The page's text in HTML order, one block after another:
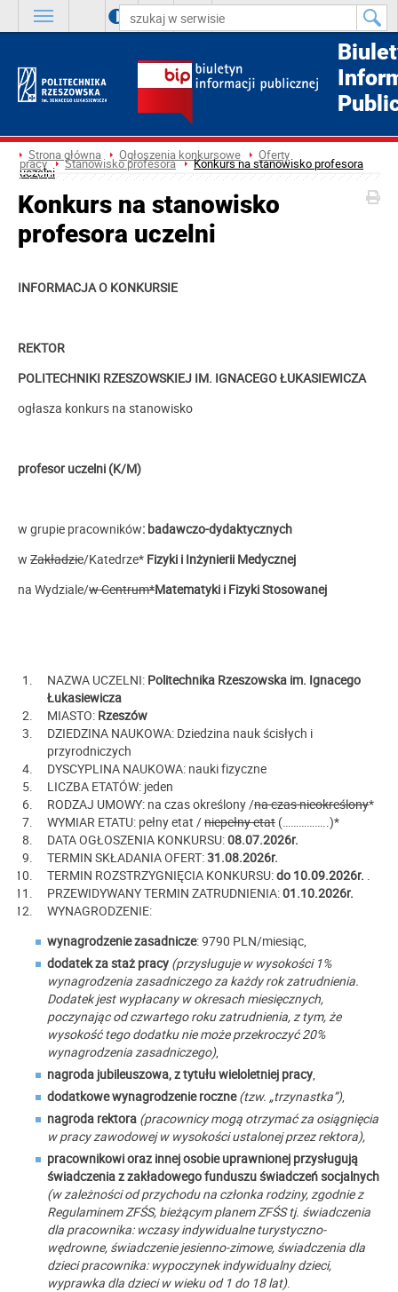
A A A
Strona główna Ogłoszenia konkursowe Oferty
pracy Stanowisko profesora Konkurs na stanowisko profesora
uczelni
Konkurs na stanowisko
profesora uczelni
INFORMACJA O KONKURSIE
REKTOR
POLITECHNIKI RZESZOWSKIEJ IM. IGNACEGO ŁUKASIEWICZA
ogłasza konkurs na stanowisko
profesor uczelni (K/M)
w grupie pracowników: badawczo-dydaktycznych
w Zakładzie/Katedrze* Fizyki i Inżynierii Medycznej
na Wydziale/w Centrum*Matematyki i Fizyki Stosowanej
NAZWA UCZELNI: Politechnika Rzeszowska im. Ignacego
Łukasiewicza
MIASTO: Rzeszów
DZIEDZINA NAUKOWA: Dziedzina nauk ścisłych i
przyrodniczych
DYSCYPLINA NAUKOWA: nauki fizyczne
LICZBA ETATÓW: jeden
RODZAJ UMOWY: na czas określony /na czas nieokreślony*
WYMIAR ETATU: pełny etat /niepełny etat (……………..)*
DATA OGŁOSZENIA KONKURSU:08.07.2026r.
TERMIN SKŁADANIA OFERT:31.08.2026r.
TERMIN ROZSTRZYGNIĘCIA KONKURSU:do 10.09.2026r. .
PRZEWIDYWANY TERMIN ZATRUDNIENIA:01.10.2026r.
WYNAGRODZENIE:
wynagrodzenie zasadnicze: 9790 PLN/miesiąc,
dodatek za staż pracy (przysługuje w wysokości 1%
wynagrodzenia zasadniczego za każdy rok zatrudnienia.
Dodatek jest wypłacany w okresach miesięcznych,
poczynając od czwartego roku zatrudnienia, z tym, że
wysokość tego dodatku nie może przekroczyć 20%
wynagrodzenia zasadniczego),
nagroda jubileuszowa, z tytułu wieloletniej pracy,
dodatkowe wynagrodzenie roczne (tzw. „trzynastka”),
nagroda rektora (pracownicy mogą otrzymać za osiągnięcia
w pracy zawodowej w wysokości ustalonej przez rektora),
pracownikowi oraz innej osobie uprawnionej przysługują
świadczenia z zakładowego funduszu świadczeń socjalnych
(w zależności od przychodu na członka rodziny, zgodnie z
Regulaminem ZFŚS, bieżącym planem ZFŚS tj. świadczenia
dla pracownika: wczasy indywidualne turystyczno-
wędrowne, świadczenie jesienno-zimowe, świadczenia dla
dzieci pracownika: wypoczynek indywidualny dzieci,
wyprawka dla dzieci w wieku od 1 do 18 lat).